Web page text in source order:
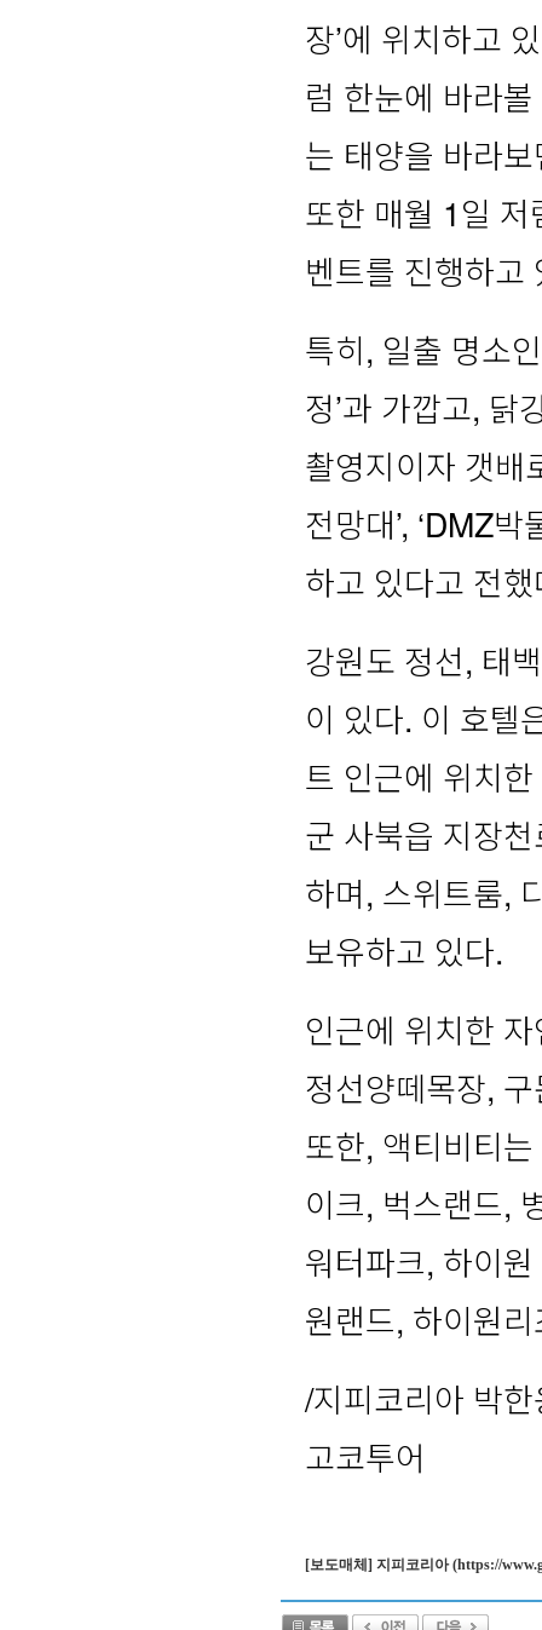
장’에 위치하고
럼 한눈에 바라
는 태양을 바라
또한 매월 1일
벤트를 진행하고
특히, 일출 명소
정’과 가깝고, 닭
촬영지이자 갯배
전망대’, ‘DMZ
하고 있다고 전
강원도 정선, 태
이 있다. 이 호텔
트 인근에 위치
군 사북읍 지장
하며, 스위트룸,
보유하고 있다.
인근에 위치한
정선양떼목장,
또한, 액티비티
이크, 벅스랜드,
워터파크, 하이
원랜드, 하이원
/지피코리아 박
고코투어
[보도매체] 지피코리아 (https://